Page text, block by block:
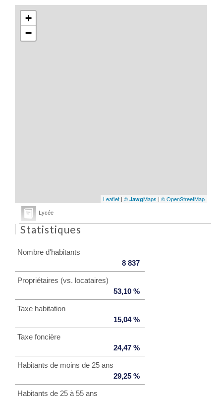
+
−
Leaflet | © JawgMaps | © OpenStreetMap
Lycée
Statistiques
Nombre d'habitants
8 837
Propriétaires (vs. locataires)
53,10 %
Taxe habitation
15,04 %
Taxe foncière
24,47 %
Habitants de moins de 25 ans
29,25 %
Habitants de 25 à 55 ans